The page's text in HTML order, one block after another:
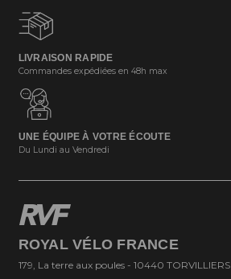
LIVRAISON RAPIDE
Commandes expédiées en 48h max
UNE ÉQUIPE À VOTRE ÉCOUTE
Du Lundi au Vendredi
ROYAL VÉLO FRANCE
179, La terre aux poules - 10440 TORVILLIERS